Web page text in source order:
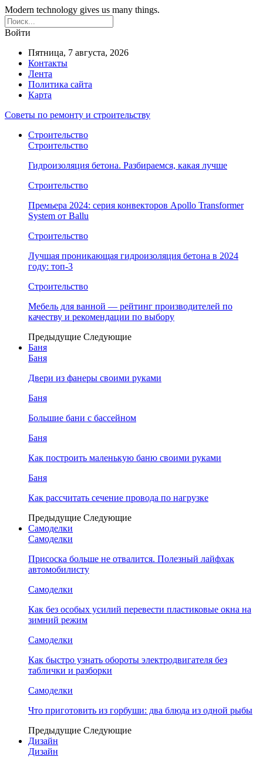
Modern technology gives us many things.
Войти
Пятница, 7 августа, 2026
Контакты
Лента
Политика сайта
Карта
Советы по ремонту и строительству
Строительство
Строительство
Гидроизоляция бетона. Разбираемся, какая лучше
Строительство
Премьера 2024: серия конвекторов Apollo Transformer
System от Ballu
Строительство
Лучшая проникающая гидроизоляция бетона в 2024
году: топ-3
Строительство
Мебель для ванной — рейтинг производителей по
качеству и рекомендации по выбору
Предыдущие Следующие
Баня
Баня
Двери из фанеры своими руками
Баня
Большие бани с бассейном
Баня
Как построить маленькую баню своими руками
Баня
Как рассчитать сечение провода по нагрузке
Предыдущие Следующие
Самоделки
Самоделки
Присоска больше не отвалится. Полезный лайфхак
автомобилисту
Самоделки
Как без особых усилий перевести пластиковые окна на
зимний режим
Самоделки
Как быстро узнать обороты электродвигателя без
таблички и разборки
Самоделки
Что приготовить из горбуши: два блюда из одной рыбы
Предыдущие Следующие
Дизайн
Дизайн